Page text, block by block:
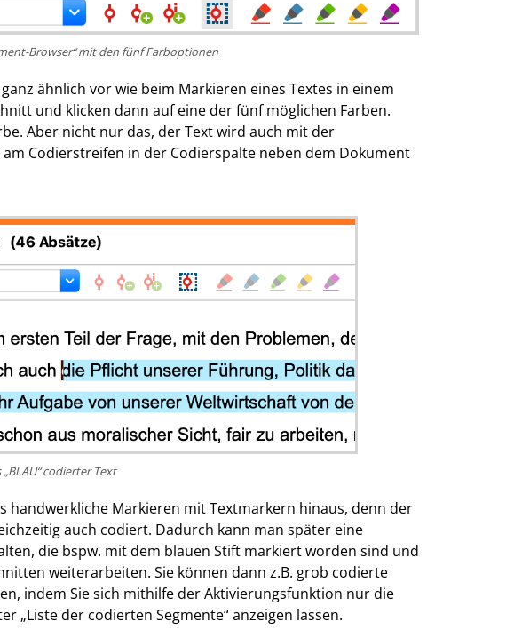
Browser“ mit den fünf Farboptionen
ähnlich vor wie beim Markieren eines Textes in einem
und klicken dann auf eine der fünf möglichen Farben.
Aber nicht nur das, der Text wird auch mit der
Codierstreifen in der Codierspalte neben dem Dokument
„BLAU“ codierter Text
handwerkliche Markieren mit Textmarkern hinaus, denn der
auch codiert. Dadurch kann man später eine
die bspw. mit dem blauen Stift markiert worden sind und
weiterarbeiten. Sie können dann z.B. grob codierte
indem Sie sich mithilfe der Aktivierungsfunktion nur die
„Liste der codierten Segmente“ anzeigen lassen.